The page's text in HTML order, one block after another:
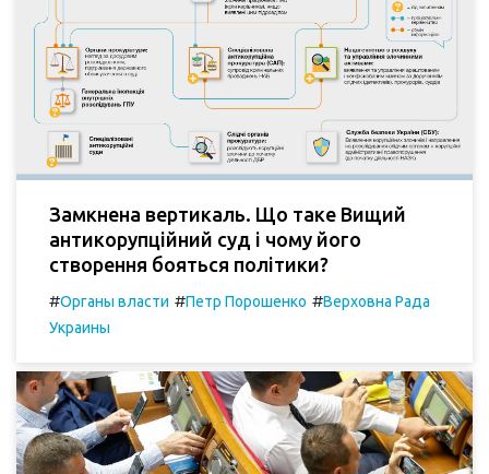
Замкнена вертикаль. Що таке Вищий
антикорупційний суд і чому його
створення бояться політики?
#Органы власти #Петр Порошенко #Верховна Рада
Украины